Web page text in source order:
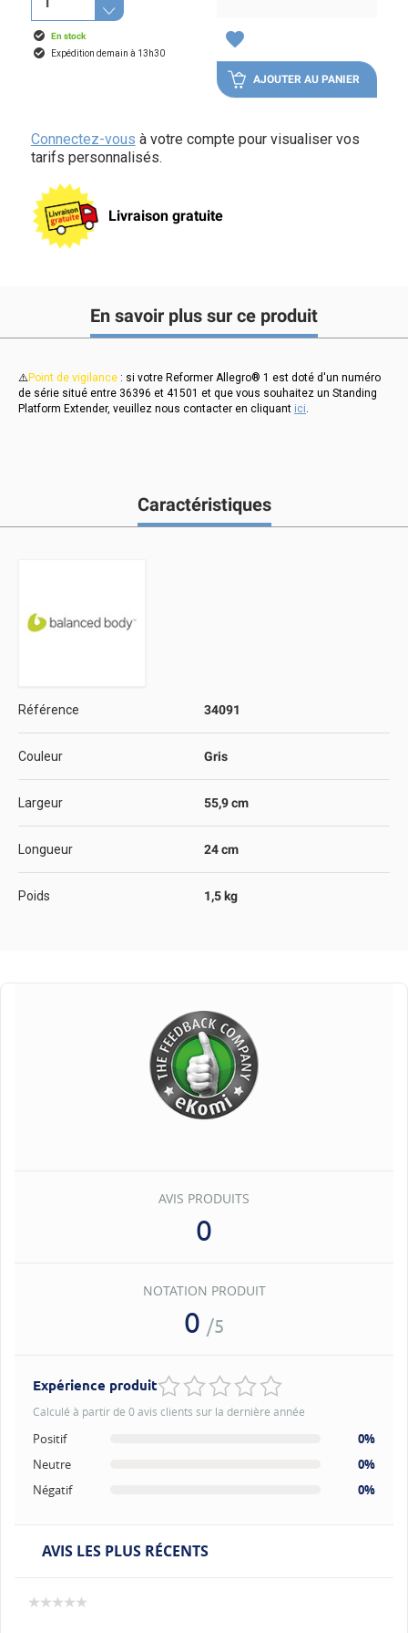
En stock
Expédition demain à 13h30
favorite
AJOUTER AU PANIER
Connectez-vous à votre compte pour visualiser vos
tarifs personnalisés.
Livraison gratuite
En savoir plus sur ce produit
⚠️Point de vigilance : si votre Reformer Allegro® 1 est doté d'un numéro
de série situé entre 36396 et 41501 et que vous souhaitez un Standing
Platform Extender, veuillez nous contacter en cliquant ici.
Caractéristiques
Référence 34091
Couleur Gris
Largeur 55,9 cm
Longueur 24 cm
Poids 1,5 kg
AVIS PRODUITS
0
NOTATION PRODUIT
0 /5
Expérience produit
Calculé à partir de 0 avis clients sur la dernière année
Positif
0%
Neutre
0%
Négatif
0%
AVIS LES PLUS RÉCENTS